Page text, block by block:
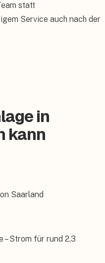
statt
Service auch nach der
in
kann
Saarland
– Strom für rund 2,3